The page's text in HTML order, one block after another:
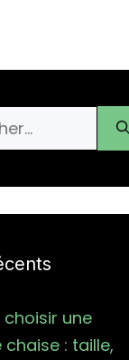
une
: taille,